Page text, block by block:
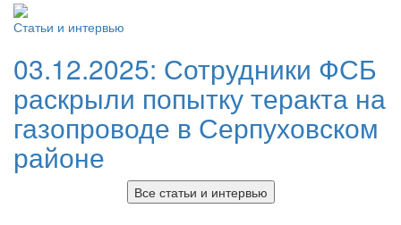
Статьи и интервью
03.12.2025: Сотрудники ФСБ
раскрыли попытку теракта на
газопроводе в Серпуховском
районе
Все статьи и интервью